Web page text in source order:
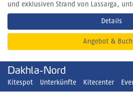
und exklusiven Strand von Lassarga,
Details
Angebot &
Dakhla-Nord
Kitespot Unterkünfte Kitecenter